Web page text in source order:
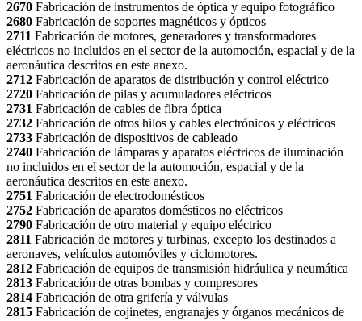
2670 Fabricación de instrumentos de óptica y equipo fotográfico
2680 Fabricación de soportes magnéticos y ópticos
2711 Fabricación de motores, generadores y transformadores
eléctricos no incluidos en el sector de la automoción, espacial y de la
aeronáutica descritos en este anexo.
2712 Fabricación de aparatos de distribución y control eléctrico
2720 Fabricación de pilas y acumuladores eléctricos
2731 Fabricación de cables de fibra óptica
2732 Fabricación de otros hilos y cables electrónicos y eléctricos
2733 Fabricación de dispositivos de cableado
2740 Fabricación de lámparas y aparatos eléctricos de iluminación
no incluidos en el sector de la automoción, espacial y de la
aeronáutica descritos en este anexo.
2751 Fabricación de electrodomésticos
2752 Fabricación de aparatos domésticos no eléctricos
2790 Fabricación de otro material y equipo eléctrico
2811 Fabricación de motores y turbinas, excepto los destinados a
aeronaves, vehículos automóviles y ciclomotores.
2812 Fabricación de equipos de transmisión hidráulica y neumática
2813 Fabricación de otras bombas y compresores
2814 Fabricación de otra grifería y válvulas
2815 Fabricación de cojinetes, engranajes y órganos mecánicos de